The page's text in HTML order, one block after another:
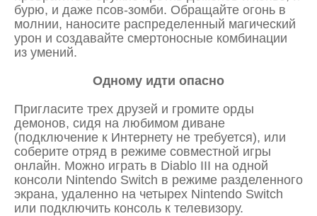
бурю, и даже псов-зомби. Обращайте огонь в
молнии, наносите распределенный магический
урон и создавайте смертоносные комбинации
из умений.
Одному идти опасно
Пригласите трех друзей и громите орды
демонов, сидя на любимом диване
(подключение к Интернету не требуется), или
соберите отряд в режиме совместной игры
онлайн. Можно играть в Diablo III на одной
консоли Nintendo Switch в режиме разделенного
экрана, удаленно на четырех Nintendo Switch
или подключить консоль к телевизору.